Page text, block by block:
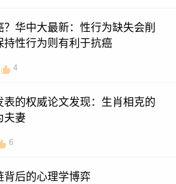
华中大最新：性行为缺失会削
持性行为则有利于抗癌
4
表的权威论文发现：生肖相克的
夫妻
6
后的心理学博弈